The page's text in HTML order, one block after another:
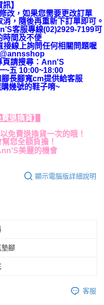
訊】
改，如果您需要更改訂單
，隨後再重新下訂單即可。
客服專線(02)2929-7199可
時間及不便
線上詢問任何相關問題喔
頁請搜尋：Ann'S
~五 10:00~18:00
長腳寬cm提供給客服
幾號的鞋子唷~
退換貨】
免費退換貨一次的哦！
您全額負擔！
美麗的機會
顯示電腦版詳細說明
腳
客服